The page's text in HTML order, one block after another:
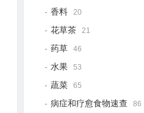
香料 20
花草茶 21
药草 46
水果 53
蔬菜 65
病症和疗愈食物速查 86